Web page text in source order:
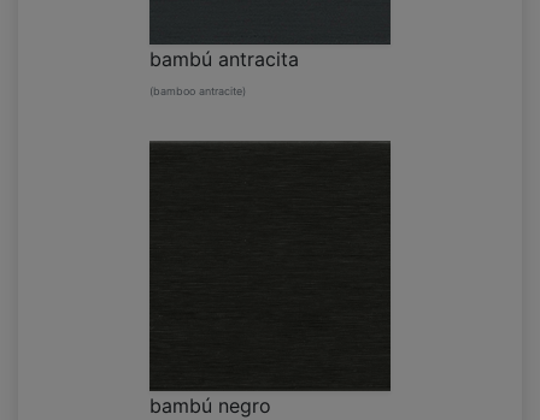
bambú antracita
(bamboo antracite)
bambú negro